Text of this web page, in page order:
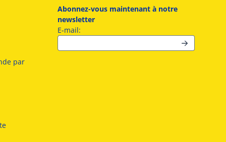
par
Abonnez-vous maintenant à notre
newsletter
E-mail:Saisissez votre adresse e-mail pour la